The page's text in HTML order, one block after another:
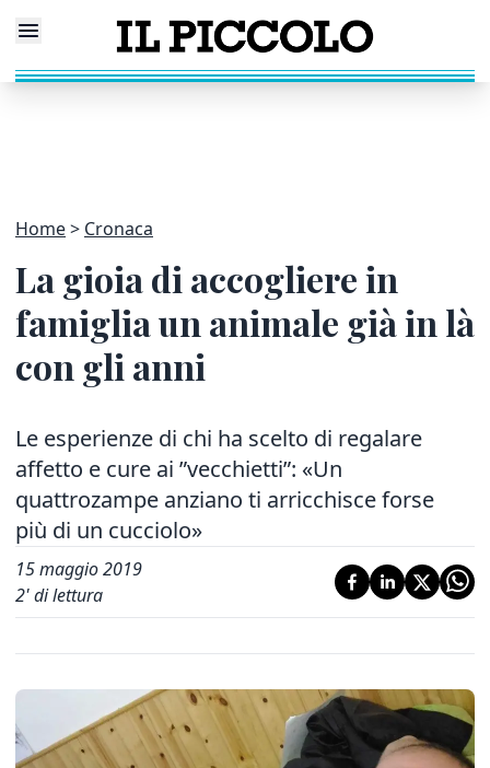
Home Cronaca
La gioia di accogliere in
famiglia un animale già in là
con gli anni
Le esperienze di chi ha scelto di regalare
affetto e cure ai ”vecchietti”: «Un
quattrozampe anziano ti arricchisce forse
più di un cucciolo»
15 maggio 2019
2' di lettura